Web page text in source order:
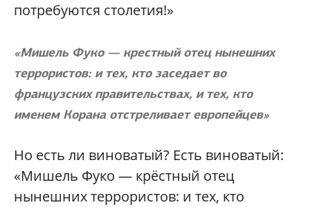
потребуются столетия!»
«Мишель Фуко — крестный отец нынешних
террористов: и тех, кто заседает во
французских правительствах, и тех, кто
именем Корана отстреливает европейцев»
Но есть ли виноватый? Есть виноватый:
«Мишель Фуко — крёстный отец
нынешних террористов: и тех, кто